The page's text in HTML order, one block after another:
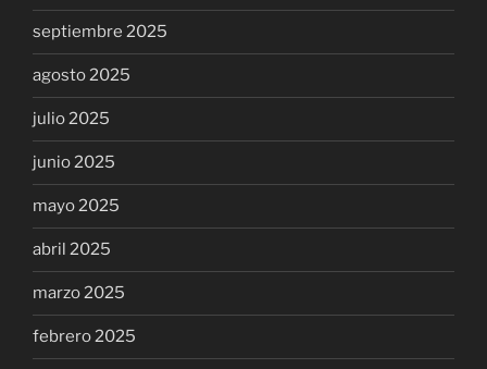
septiembre 2025
agosto 2025
julio 2025
junio 2025
mayo 2025
abril 2025
marzo 2025
febrero 2025